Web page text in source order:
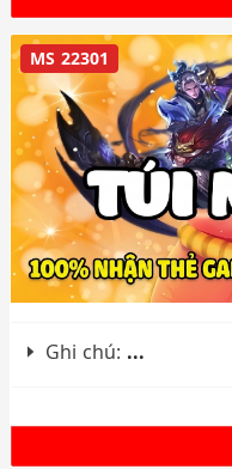
MS 22301
Ghi chú: ...